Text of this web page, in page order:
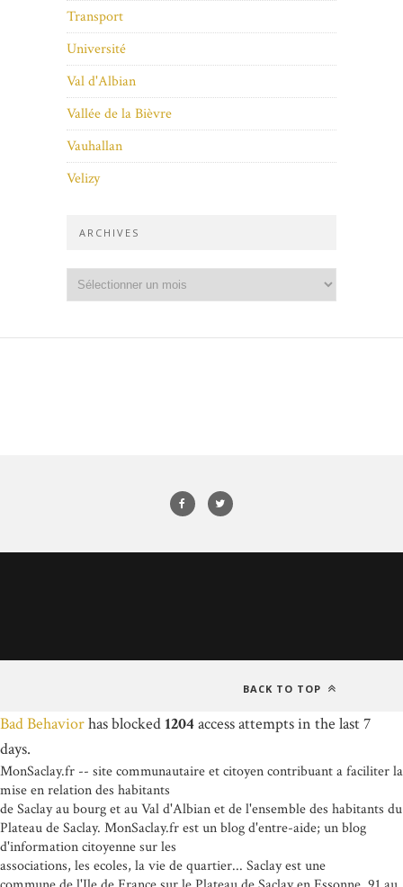
Transport
Université
Val d'Albian
Vallée de la Bièvre
Vauhallan
Velizy
ARCHIVES
BACK TO TOP
Bad Behaviorhas blocked1204access attempts in the last 7
days.
MonSaclay.fr -- site communautaire et citoyen contribuant a faciliter la
mise en relation des habitants
de Saclay au bourg et au Val d'Albian et de l'ensemble des habitants du
Plateau de Saclay. MonSaclay.fr est un blog d'entre-aide; un blog
d'information citoyenne sur les
associations, les ecoles, la vie de quartier... Saclay est une